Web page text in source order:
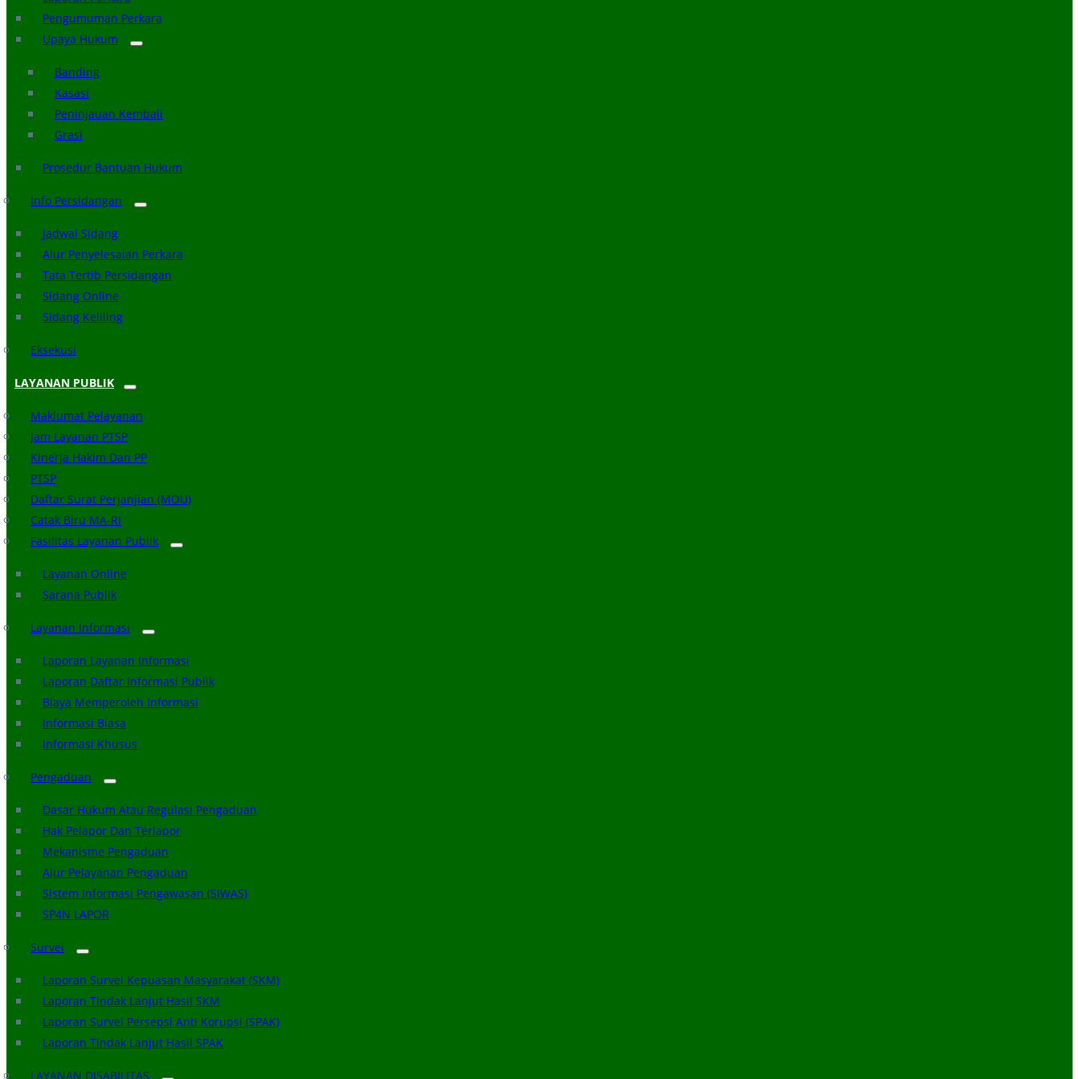
Pengumuman Perkara
Upaya Hukum
Banding
Kasasi
Peninjauan Kembali
Grasi
Prosedur Bantuan Hukum
Info Persidangan
Jadwal Sidang
Alur Penyelesaian Perkara
Tata Tertib Persidangan
Sidang Online
Sidang Keliling
Eksekusi
LAYANAN PUBLIK
Maklumat Pelayanan
Jam Layanan PTSP
Kinerja Hakim Dan PP
PTSP
Daftar Surat Perjanjian (MOU)
Catak Biru MA-RI
Fasilitas Layanan Publik
Layanan Online
Sarana Publik
Layanan Informasi
Laporan Layanan Informasi
Laporan Daftar Informasi Publik
Biaya Memperoleh Informasi
Informasi Biasa
Informasi Khusus
Pengaduan
Dasar Hukum Atau Regulasi Pengaduan
Hak Pelapor Dan Terlapor
Mekanisme Pengaduan
Alur Pelayanan Pengaduan
Sistem Informasi Pengawasan (SIWAS)
SP4N LAPOR
Survei
Laporan Survei Kepuasan Masyarakat (SKM)
Laporan Tindak Lanjut Hasil SKM
Laporan Survei Persepsi Anti Korupsi (SPAK)
Laporan Tindak Lanjut Hasil SPAK
LAYANAN DISABILITAS